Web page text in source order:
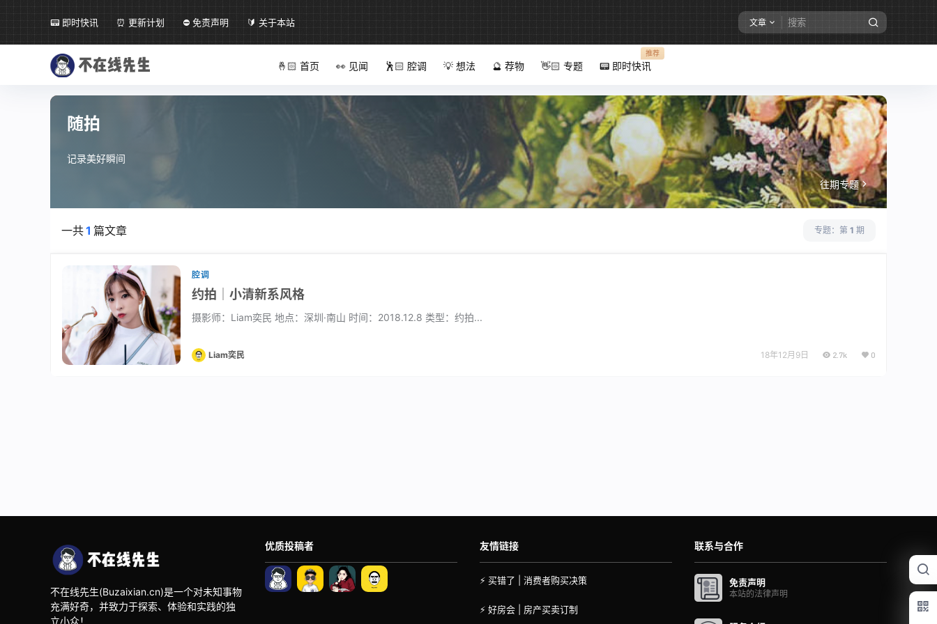
📟 即时快讯 ⏰ 更新计划 ⛔ 免责声明 🔰 关于本站 文章
🤞🏻 首页 👀 见闻 🕺🏻 腔调 💡 想法 🔮 荐物 👋🏻 专题 📟 即时快讯
推荐
随拍
记录美好瞬间
往期专题
一共1 篇文章 专题：第 1 期
腔调
约拍│小清新系风格
摄影师：Liam奕民 地点：深圳·南山 时间：2018.12.8 类型：约拍...
Liam奕民 18年12月9日 2.7k 0
不在线先生(Buzaixian.cn)是一个对未知事物
充满好奇，并致力于探索、体验和实践的独
立小众！
优质投稿者 友情链接
⚡ 买错了 | 消费者购买决策
⚡ 好房会 | 房产买卖订制
联系与合作
免责声明
本站的法律声明